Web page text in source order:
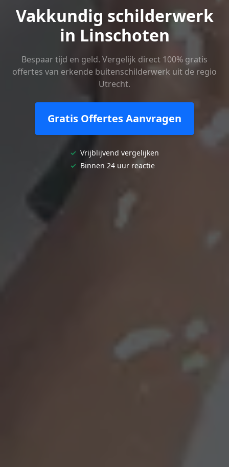
Vakkundig schilderwerk
in Linschoten
Bespaar tijd en geld. Vergelijk direct 100% gratis
offertes van erkende buitenschilderwerk uit de regio
Utrecht.
Gratis Offertes Aanvragen
✓ Vrijblijvend vergelijken
✓ Binnen 24 uur reactie